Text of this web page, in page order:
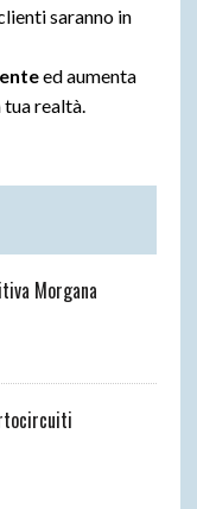
saranno in
ed aumenta
realtà.
Morgana